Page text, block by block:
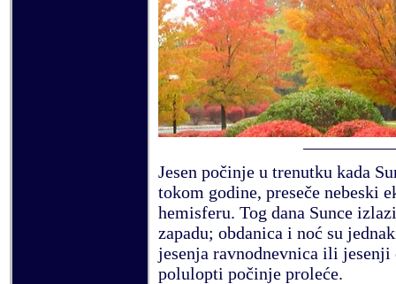
Jesen počinje u trenutku kada
tokom godine, preseče nebeski
hemisferu. Tog dana Sunce
zapadu; obdanica i noć su
jesenja ravnodnevnica ili
polulopti počinje proleće.